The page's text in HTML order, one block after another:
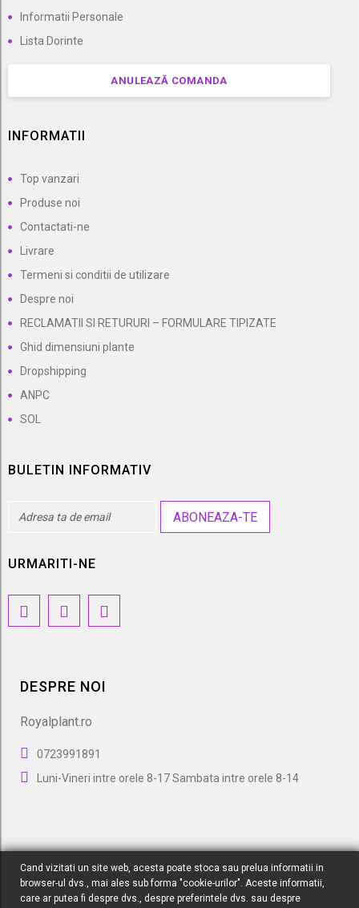
Informatii Personale
Lista Dorinte
ANULEAZĂ COMANDA
INFORMATII
Top vanzari
Produse noi
Contactati-ne
Livrare
Termeni si conditii de utilizare
Despre noi
RECLAMATII SI RETURURI – FORMULARE TIPIZATE
Ghid dimensiuni plante
Dropshipping
ANPC
SOL
BULETIN INFORMATIV
ABONEAZA-TE
URMARITI-NE
DESPRE NOI
Royalplant.ro
0723991891
Luni-Vineri intre orele 8-17 Sambata intre orele 8-14
Cand vizitati un site web, acesta poate stoca sau prelua informatii in
browser-ul dvs., mai ales sub forma "cookie-urilor". Aceste informatii,
care ar putea fi despre dvs., despre preferintele dvs. sau despre